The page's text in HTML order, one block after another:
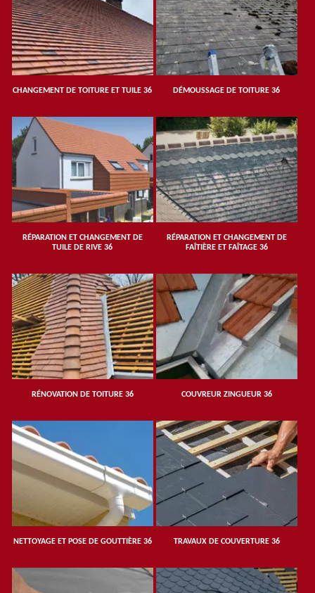
CHANGEMENT DE TOITURE ET TUILE 36 DÉMOUSSAGE DE TOITURE 36
RÉPARATION ET CHANGEMENT DE
TUILE DE RIVE 36
RÉPARATION ET CHANGEMENT DE
FAÎTIÈRE ET FAÎTAGE 36
RÉNOVATION DE TOITURE 36 COUVREUR ZINGUEUR 36
NETTOYAGE ET POSE DE GOUTTIÈRE 36 TRAVAUX DE COUVERTURE 36